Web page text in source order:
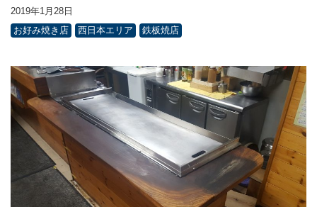
2019年1月28日
お好み焼き店
西日本エリア 鉄板焼店